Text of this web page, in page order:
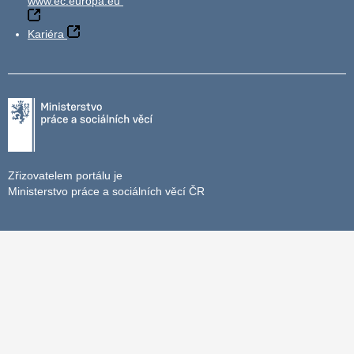
Kariéra
Zřizovatelem portálu je
Ministerstvo práce a sociálních věcí ČR